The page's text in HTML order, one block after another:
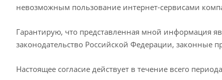
невозможным пользование интернет-сервисами
Гарантирую, что представленная мной информация
законодательство Российской Федерации, законные
Настоящее согласие действует в течение всего